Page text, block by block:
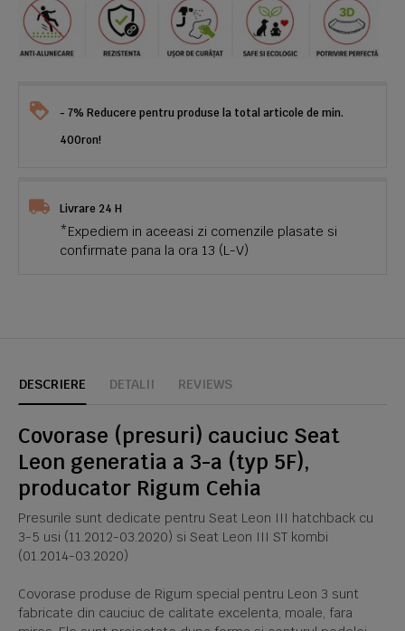
- 7% Reducere pentru produse la total articole de min.
400ron!
Livrare 24 H
*Expediem in aceeasi zi comenzile plasate si
confirmate pana la ora 13 (L-V)
DESCRIERE DETALII REVIEWS
Covorase (presuri) cauciuc Seat
Leon generatia a 3-a (typ 5F),
producator Rigum Cehia
Presurile sunt dedicate pentru Seat Leon III hatchback cu
3-5 usi (11.2012-03.2020) si Seat Leon III ST kombi
(01.2014-03.2020)
Covorase produse de Rigum special pentru Leon 3 sunt
fabricate din cauciuc de calitate excelenta, moale, fara